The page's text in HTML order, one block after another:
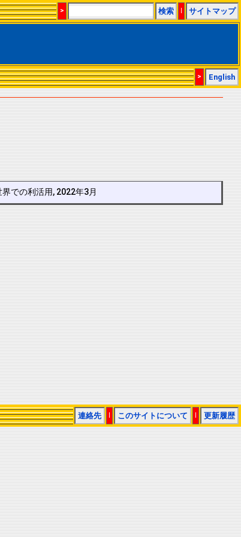
> 検索 | サイトマップ
> English
での利活用, 2022年3月
連絡先 | このサイトについて | 更新履歴